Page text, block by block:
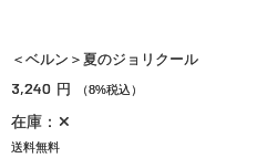
＜ベルン＞夏のジョリクール
3,240 円 （8%税込）
在庫：✕
送料無料